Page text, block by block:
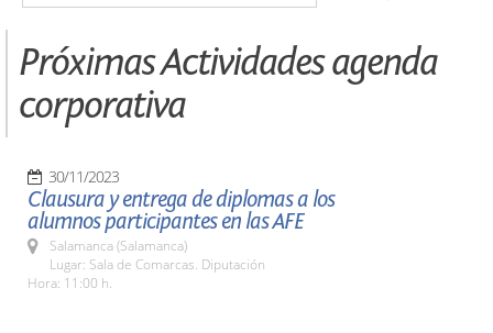
Próximas Actividades agenda
corporativa
30/11/2023
Clausura y entrega de diplomas a los
alumnos participantes en las AFE
Salamanca (Salamanca)
Lugar: Sala de Comarcas. Diputación
Hora: 11:00 h.